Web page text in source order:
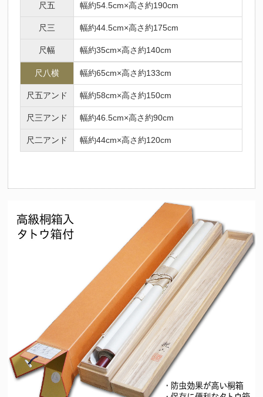
尺五 幅約54.5cm×高さ約190cm
尺三 幅約44.5cm×高さ約175cm
尺幅 幅約35cm×高さ約140cm
尺八横 幅約65cm×高さ約133cm
尺五アンド 幅約58cm×高さ約150cm
尺三アンド 幅約46.5cm×高さ約90cm
尺二アンド 幅約44cm×高さ約120cm